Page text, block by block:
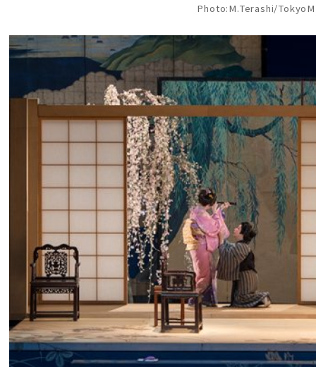
Photo:M.Terashi/